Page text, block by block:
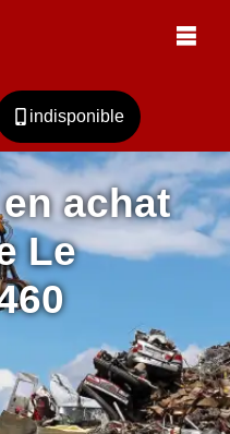
indisponible
achat
Le